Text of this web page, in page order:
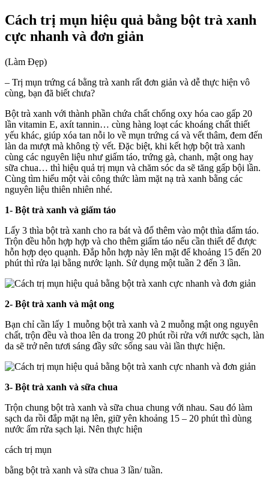
Cách trị mụn hiệu quả bằng bột trà xanh
cực nhanh và đơn giản
(Làm Đẹp)
– Trị mụn trứng cá bằng trà xanh rất đơn giản và dễ thực hiện vô
cùng, bạn đã biết chưa?
Bột trà xanh với thành phần chứa chất chống oxy hóa cao gấp 20
lần vitamin E, axít tannin… cùng hàng loạt các khoáng chất thiết
yếu khác, giúp xóa tan nỗi lo về mụn trứng cá và vết thâm, đem đến
làn da mượt mà không tỳ vết. Đặc biệt, khi kết hợp bột trà xanh
cùng các nguyên liệu như giấm táo, trứng gà, chanh, mật ong hay
sữa chua… thì hiệu quả trị mụn và chăm sóc da sẽ tăng gấp bội lần.
Cùng tìm hiểu một vài công thức làm mặt nạ trà xanh bằng các
nguyên liệu thiên nhiên nhé.
1- Bột trà xanh và giấm táo
Lấy 3 thìa bột trà xanh cho ra bát và đổ thêm vào một thìa dấm táo.
Trộn đều hỗn hợp hợp và cho thêm giấm táo nếu cần thiết để được
hỗn hợp dẹo quạnh. Đắp hỗn hợp này lên mặt để khoảng 15 đến 20
phút thì rửa lại bằng nước lạnh. Sử dụng một tuần 2 đến 3 lần.
2- Bột trà xanh và mật ong
Bạn chỉ cần lấy 1 muỗng bột trà xanh và 2 muỗng mật ong nguyên
chất, trộn đều và thoa lên da trong 20 phút rồi rửa với nước sạch, làn
da sẽ trở nên tươi sáng đầy sức sống sau vài lần thực hiện.
3- Bột trà xanh và sữa chua
Trộn chung bột trà xanh và sữa chua chung với nhau. Sau đó làm
sạch da rồi đắp mặt nạ lên, giữ yên khoảng 15 – 20 phút thì dùng
nước ấm rửa sạch lại. Nên thực hiện
cách trị mụn
bằng bột trà xanh và sữa chua 3 lần/ tuần.